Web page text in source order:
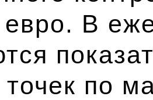
В
по